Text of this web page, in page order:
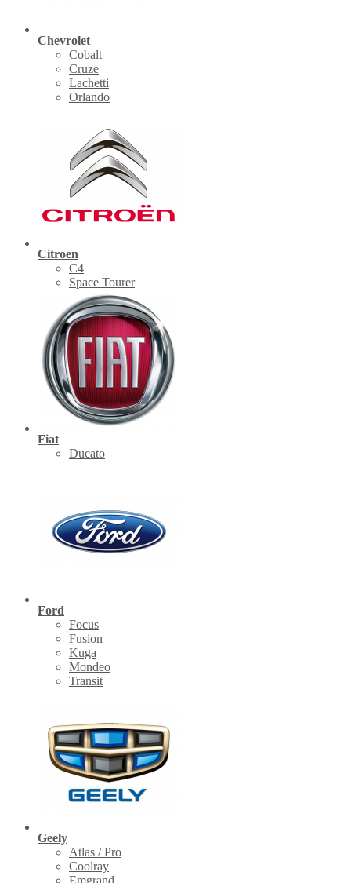
Chevrolet
Cobalt
Cruze
Lachetti
Orlando
Citroen
C4
Space Tourer
Fiat
Ducato
Ford
Focus
Fusion
Kuga
Mondeo
Transit
Geely
Atlas / Pro
Coolray
Emgrand